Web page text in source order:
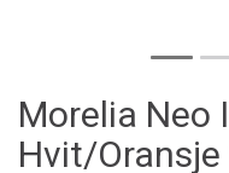
Morelia Neo
Hvit/Oransje